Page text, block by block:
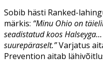
Sobib hästi Ranked-
märkis: “Minu Ohio on
seadistatud koos
suurepäraselt.”Varjatus
Prevention aitab